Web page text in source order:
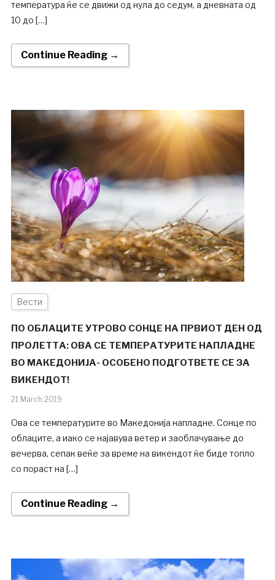
температура ќе се движи од нула до седум, а дневната од
10 до […]
Continue Reading →
Вести
ПО ОБЛАЦИТЕ УТРОВО СОНЦЕ НА ПРВИОТ ДЕН ОД
ПРОЛЕТТА: ОВА СЕ ТЕМПЕРАТУРИТЕ НАПЛАДНЕ
ВО МАКЕДОНИЈА- ОСОБЕНО ПОДГОТВЕТЕ СЕ ЗА
ВИКЕНДОТ!
21.March.2019
Ова се температурите во Македонија напладне. Сонце по
облаците, а иако се најавува ветер и заоблачување до
вечерва, сепак веќе за време на викендот ќе биде топло
со пораст на […]
Continue Reading →